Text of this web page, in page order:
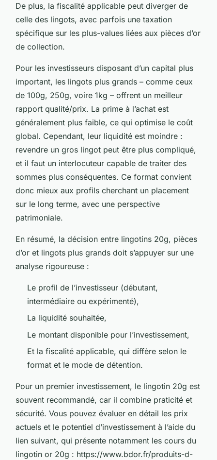
De plus, la fiscalité applicable peut diverger de
celle des lingots, avec parfois une taxation
spécifique sur les plus-values liées aux pièces d’or
de collection.
Pour les investisseurs disposant d’un capital plus
important, les lingots plus grands – comme ceux
de 100g, 250g, voire 1kg – offrent un meilleur
rapport qualité/prix. La prime à l’achat est
généralement plus faible, ce qui optimise le coût
global. Cependant, leur liquidité est moindre :
revendre un gros lingot peut être plus compliqué,
et il faut un interlocuteur capable de traiter des
sommes plus conséquentes. Ce format convient
donc mieux aux profils cherchant un placement
sur le long terme, avec une perspective
patrimoniale.
En résumé, la décision entre lingotins 20g, pièces
d’or et lingots plus grands doit s’appuyer sur une
analyse rigoureuse :
Le profil de l’investisseur (débutant,
intermédiaire ou expérimenté),
La liquidité souhaitée,
Le montant disponible pour l’investissement,
Et la fiscalité applicable, qui diffère selon le
format et le mode de détention.
Pour un premier investissement, le lingotin 20g est
souvent recommandé, car il combine praticité et
sécurité. Vous pouvez évaluer en détail les prix
actuels et le potentiel d’investissement à l’aide du
lien suivant, qui présente notamment les cours du
lingotin or 20g : https://www.bdor.fr/produits-d-